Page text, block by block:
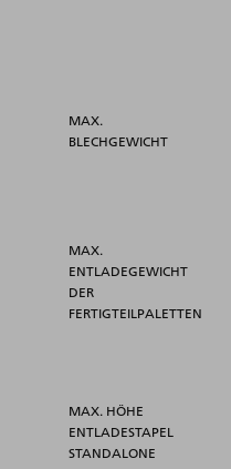
MAX.
BLECHGEWICHT
MAX.
ENTLADEGEWICHT
DER
FERTIGTEILPALETTEN
MAX. HÖHE
ENTLADESTAPEL
STANDALONE